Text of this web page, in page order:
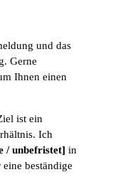
und das
Gerne
Ihnen einen
ist ein
Ich
/ unbefristet] in
beständige